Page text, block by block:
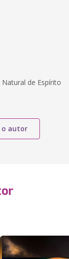
de Espírito
o autor